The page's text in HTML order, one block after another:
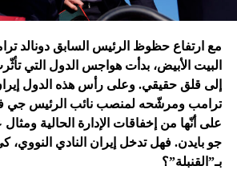
فتح باباً كبيراً على تحوّلات جذرية في
إسرائيل معها، أبرزها:
مع ارتفاع حظوظ الرئيس السابق دونالد
البيت الأبيض، بدأت هواجس الدول التي
إلى قلق حقيقي. وعلى رأس هذه الدول
ترامب ومرشّحه لمنصب نائب الرئيس جي
على أنّها من إخفاقات الإدارة الحالية
جو بايدن. فهل تدخل إيران النادي النووي،
بـ”القنبلة”؟